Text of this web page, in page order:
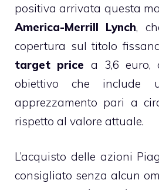
positiva arrivata questa
America-Merrill Lynch,
copertura sul titolo
target price a 3,6 euro,
obiettivo che include
apprezzamento pari a
rispetto al valore attuale.
L’acquisto delle azioni
consigliato senza alcun